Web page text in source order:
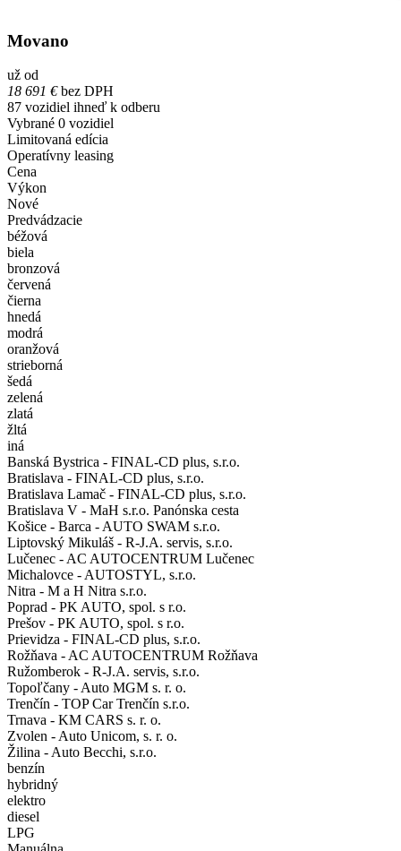
Movano
už od
18 691 €bez DPH
87 vozidiel ihneď k odberu
Vybrané 0 vozidiel
Limitovaná edícia
Operatívny leasing
Cena
Výkon
Nové
Predvádzacie
béžová
biela
bronzová
červená
čierna
hnedá
modrá
oranžová
strieborná
šedá
zelená
zlatá
žltá
iná
Banská Bystrica - FINAL-CD plus, s.r.o.
Bratislava - FINAL-CD plus, s.r.o.
Bratislava Lamač - FINAL-CD plus, s.r.o.
Bratislava V - MaH s.r.o. Panónska cesta
Košice - Barca - AUTO SWAM s.r.o.
Liptovský Mikuláš - R-J.A. servis, s.r.o.
Lučenec - AC AUTOCENTRUM Lučenec
Michalovce - AUTOSTYL, s.r.o.
Nitra - M a H Nitra s.r.o.
Poprad - PK AUTO, spol. s r.o.
Prešov - PK AUTO, spol. s r.o.
Prievidza - FINAL-CD plus, s.r.o.
Rožňava - AC AUTOCENTRUM Rožňava
Ružomberok - R-J.A. servis, s.r.o.
Topoľčany - Auto MGM s. r. o.
Trenčín - TOP Car Trenčín s.r.o.
Trnava - KM CARS s. r. o.
Zvolen - Auto Unicom, s. r. o.
Žilina - Auto Becchi, s.r.o.
benzín
hybridný
elektro
diesel
LPG